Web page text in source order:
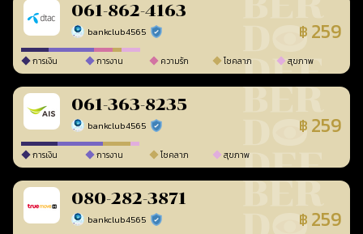
061-862-4163
bankclub4565 ร้านยืนยันแล้ว ฿ 259
การเงิน การงาน ความรัก โชคลาภ สุขภาพ
061-363-8235
bankclub4565 ร้านยืนยันแล้ว ฿ 259
การเงิน การงาน โชคลาภ สุขภาพ
080-282-3871
bankclub4565 ร้านยืนยันแล้ว ฿ 259